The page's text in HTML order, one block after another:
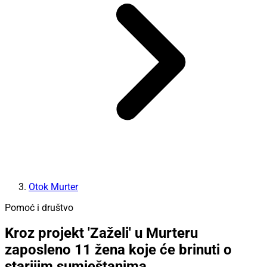
Otok Murter
Pomoć i društvo
Kroz projekt 'Zaželi' u Murteru
zaposleno 11 žena koje će brinuti o